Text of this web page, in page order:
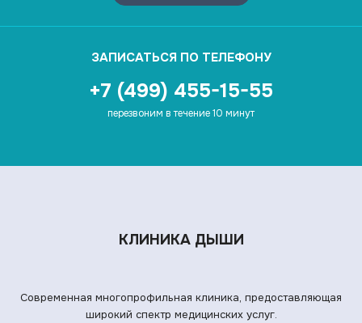
ЗАПИСАТЬСЯ ПО ТЕЛЕФОНУ
+7 (499) 455-15-55
перезвоним в течение 10 минут
КЛИНИКА ДЫШИ
Современная многопрофильная клиника, предоставляющая
широкий спектр медицинских услуг.